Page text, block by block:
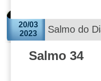
20/03
2023
Salmo do
Salmo 34